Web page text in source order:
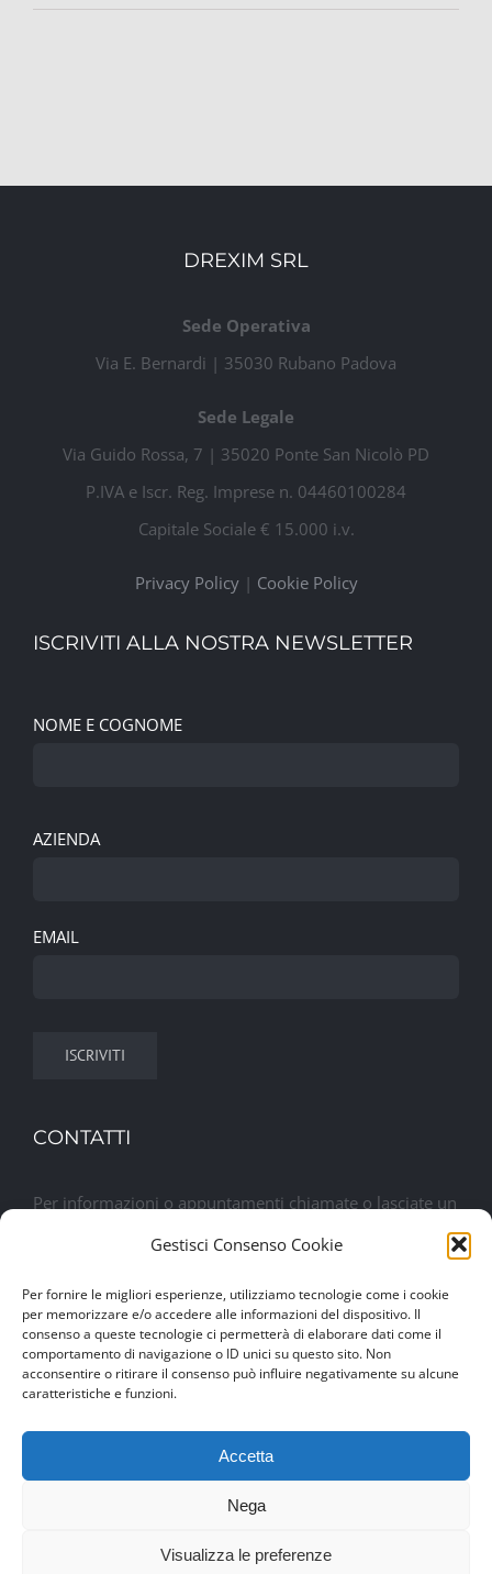
Gestisci Consenso Cookie
Per fornire le migliori esperienze, utilizziamo tecnologie come i cookie
per memorizzare e/o accedere alle informazioni del dispositivo. Il
consenso a queste tecnologie ci permetterà di elaborare dati come il
comportamento di navigazione o ID unici su questo sito. Non
acconsentire o ritirare il consenso può influire negativamente su alcune
caratteristiche e funzioni.
Accetta
Nega
Visualizza le preferenze
DREXIM SRL
Sede Operativa
Via E. Bernardi | 35030 Rubano Padova
Sede Legale
Via Guido Rossa, 7 | 35020 Ponte San Nicolò PD
P.IVA e Iscr. Reg. Imprese n. 04460100284
Capitale Sociale € 15.000 i.v.
Privacy Policy| Cookie Policy
ISCRIVITI ALLA NOSTRA NEWSLETTER
NOME E COGNOME
AZIENDA
EMAIL
CONTATTI
Per informazioni o appuntamenti chiamate o lasciate un
messaggio. Sarete contattati al più presto
Lasciaci un messaggio
© Copyright 2017 - 2026 | Drexim Srl | P.IVA 04460100284 |